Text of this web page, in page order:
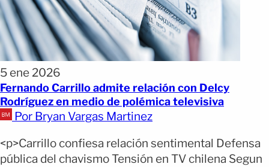
5 ene 2026
Fernando Carrillo admite relación con Delcy
Rodríguez en medio de polémica televisiva
Por Bryan Vargas Martinez
<p>Carrillo confiesa relación sentimental Defensa
pública del chavismo Tensión en TV chilena Segun